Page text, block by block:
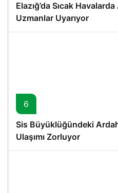
Elazığ’da Sıcak
Uzmanlar Uyarıyor
6
Sis Büyüklüğündeki
Ulaşımı Zorluyor